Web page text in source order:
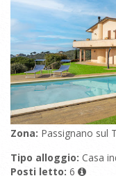
Zona: Passignano sul
Tipo alloggio: Casa
Posti letto: 6